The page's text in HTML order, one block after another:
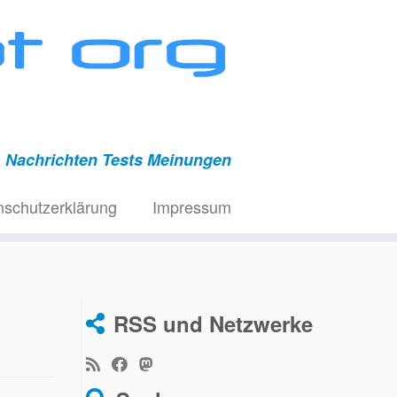
Nachrichten Tests Meinungen
Impressum
RSS und Netzwerke